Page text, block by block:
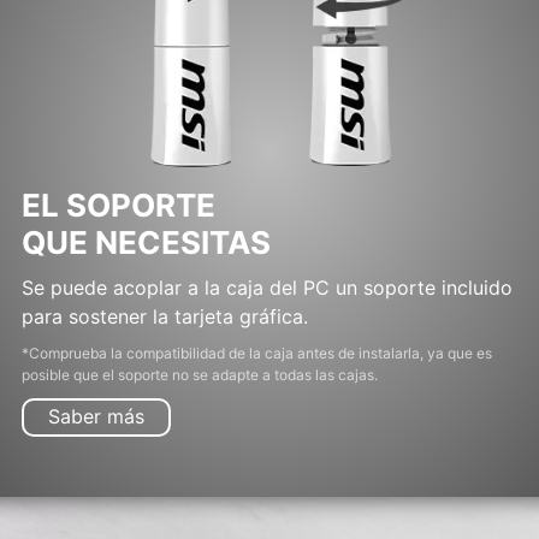
EL SOPORTE
QUE NECESITAS
Se puede acoplar a la caja del PC un soporte incluido
para sostener la tarjeta gráfica.
*Comprueba la compatibilidad de la caja antes de instalarla, ya que es
posible que el soporte no se adapte a todas las cajas.
Saber más